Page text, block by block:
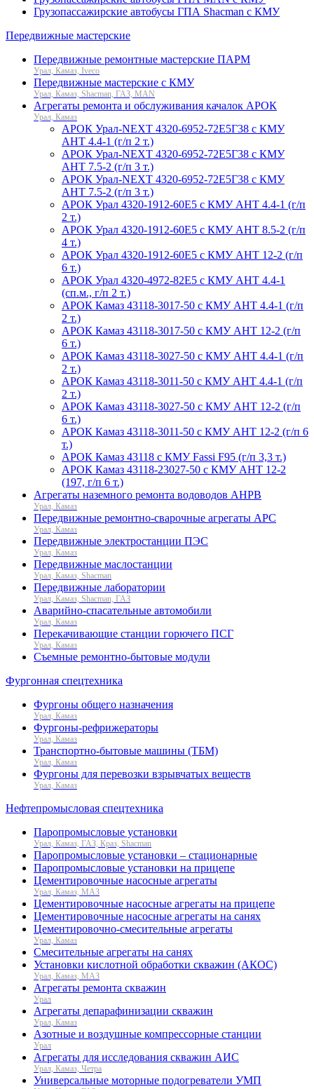
Грузопассажирские автобусы ГПА Shacman с КМУ
Передвижные мастерские
Передвижные ремонтные мастерские ПАРМ
Урал, Камаз, Iveco
Передвижные мастерские с КМУ
Урал, Камаз, Shacman, ГАЗ, MAN
Агрегаты ремонта и обслуживания качалок АРОК
Урал, Камаз
АРОК Урал-NEXT 4320-6952-72Е5Г38 с КМУ
АНТ 4.4-1 (г/п 2 т.)
АРОК Урал-NEXT 4320-6952-72Е5Г38 с КМУ
АНТ 7.5-2 (г/п 3 т.)
АРОК Урал-NEXT 4320-6952-72Е5Г38 с КМУ
АНТ 7.5-2 (г/п 3 т.)
АРОК Урал 4320-1912-60Е5 с КМУ АНТ 4.4-1 (г/п
2 т.)
АРОК Урал 4320-1912-60Е5 с КМУ АНТ 8.5-2 (г/п
4 т.)
АРОК Урал 4320-1912-60Е5 с КМУ АНТ 12-2 (г/п
6 т.)
АРОК Урал 4320-4972-82Е5 с КМУ АНТ 4.4-1
(сп.м., г/п 2 т.)
АРОК Камаз 43118-3017-50 с КМУ АНТ 4.4-1 (г/п
2 т.)
АРОК Камаз 43118-3017-50 с КМУ АНТ 12-2 (г/п
6 т.)
АРОК Камаз 43118-3027-50 с КМУ АНТ 4.4-1 (г/п
2 т.)
АРОК Камаз 43118-3011-50 с КМУ АНТ 4.4-1 (г/п
2 т.)
АРОК Камаз 43118-3027-50 с КМУ АНТ 12-2 (г/п
6 т.)
АРОК Камаз 43118-3011-50 с КМУ АНТ 12-2 (г/п 6
т.)
АРОК Камаз 43118 с КМУ Fassi F95 (г/п 3,3 т.)
АРОК Камаз 43118-23027-50 с КМУ АНТ 12-2
(197, г/п 6 т.)
Агрегаты наземного ремонта водоводов АНРВ
Урал, Камаз
Передвижные ремонтно-сварочные агрегаты АРС
Урал, Камаз
Передвижные электростанции ПЭС
Урал, Камаз
Передвижные маслостанции
Урал, Камаз, Shacman
Передвижные лаборатории
Урал, Камаз, Shacman, ГАЗ
Аварийно-спасательные автомобили
Урал, Камаз
Перекачивающие станции горючего ПСГ
Урал, Камаз
Съемные ремонтно-бытовые модули
Фургонная спецтехника
Фургоны общего назначения
Урал, Камаз
Фургоны-рефрижераторы
Урал, Камаз
Транспортно-бытовые машины (ТБМ)
Урал, Камаз
Фургоны для перевозки взрывчатых веществ
Урал, Камаз
Нефтепромысловая спецтехника
Паропромысловые установки
Урал, Камаз, ГАЗ, Краз, Shacman
Паропромысловые установки – стационарные
Паропромысловые установки на прицепе
Цементировочные насосные агрегаты
Урал, Камаз, МАЗ
Цементировочные насосные агрегаты на прицепе
Цементировочные насосные агрегаты на санях
Цементировочно-смесительные агрегаты
Урал, Камаз
Смесительные агрегаты на санях
Установки кислотной обработки скважин (АКОС)
Урал, Камаз, МАЗ
Агрегаты ремонта скважин
Урал
Агрегаты депарафинизации скважин
Урал, Камаз
Азотные и воздушные компрессорные станции
Урал
Агрегаты для исследования скважин АИС
Урал, Камаз, Четра
Универсальные моторные подогреватели УМП